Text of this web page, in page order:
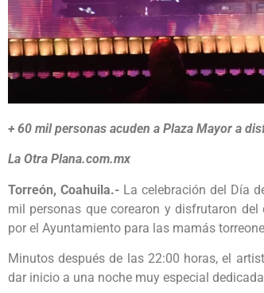
+ 60 mil personas acuden a Plaza Mayor a
La Otra Plana.com.mx
Torreón, Coahuila.- La celebración del Día
mil personas que corearon y disfrutaron
por el Ayuntamiento para las mamás
Minutos después de las 22:00 horas, el
dar inicio a una noche muy especial